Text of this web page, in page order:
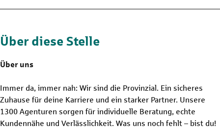
Über diese Stelle
Über uns
Immer da, immer nah: Wir sind die Provinzial. Ein sicheres
Zuhause für deine Karriere und ein starker Partner. Unsere
1300 Agenturen sorgen für individuelle Beratung, echte
Kundennähe und Verlässlichkeit. Was uns noch fehlt – bist du!